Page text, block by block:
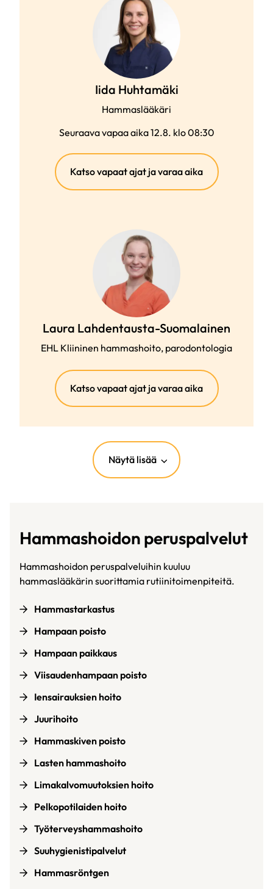
Iida Huhtamäki
Hammaslääkäri
Seuraava vapaa aika 12.8. klo 08:30
Katso vapaat ajat ja varaa aika(ulkoinen
linkki)
Laura Lahdentausta-Suomalainen
EHL Kliininen hammashoito, parodontologia
Katso vapaat ajat ja varaa aika(ulkoinen
linkki)
Näytä lisää
Hammashoidon peruspalvelut
Hammashoidon peruspalveluihin kuuluu
hammaslääkärin suorittamia rutiinitoimenpiteitä.
Hammastarkastus
Hampaan poisto
Hampaan paikkaus
Viisaudenhampaan poisto
Iensairauksien hoito
Juurihoito
Hammaskiven poisto
Lasten hammashoito
Limakalvomuutoksien hoito
Pelkopotilaiden hoito
Työterveyshammashoito
Suuhygienistipalvelut
Hammasröntgen